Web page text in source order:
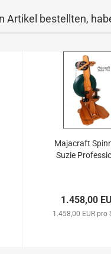
Artikel bestellten,
Majacraft
Suzie
1.458,00
1.458,00 EUR pro